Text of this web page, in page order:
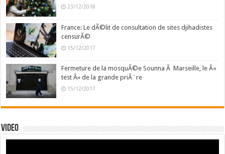
23/12/2018
France: Le dÃ©lit de consultation de sites djihadistes
censurÃ©
15/12/2017
Fermeture de la mosquÃ©e Sounna Ã Marseille, le Â«
test Â» de la grande priÃ¨re
15/12/2017
Video